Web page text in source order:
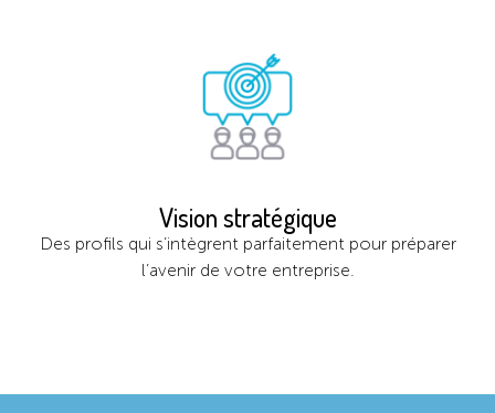
Vision stratégique
Des profils qui s’intègrent parfaitement pour préparer
l’avenir de votre entreprise.